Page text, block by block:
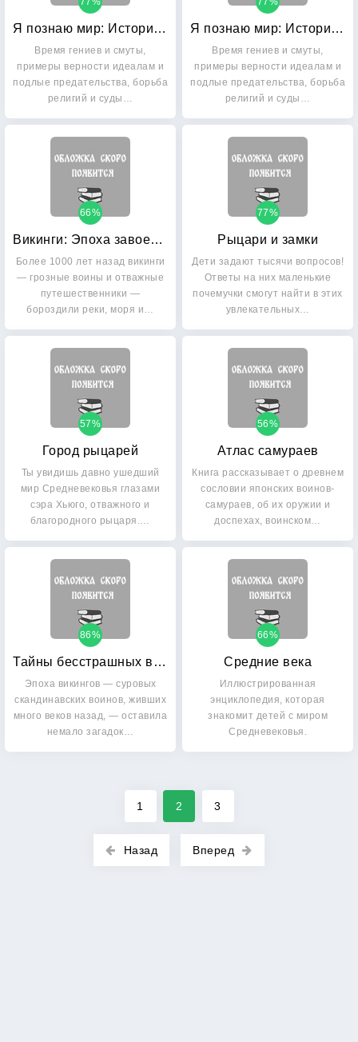
Я познаю мир: История средних веков
Время гениев и смуты,
примеры верности идеалам и
подлые предательства, борьба
религий и суды…
Я познаю мир: История средних веков
Время гениев и смуты,
примеры верности идеалам и
подлые предательства, борьба
религий и суды…
Викинги: Эпоха завоеваний
66%
Более 1000 лет назад викинги
— грозные воины и отважные
путешественники —
бороздили реки, моря и…
Рыцари и замки
77%
Дети задают тысячи вопросов!
Ответы на них маленькие
почемучки смогут найти в этих
увлекательных…
Город рыцарей
57%
Ты увидишь давно ушедший
мир Средневековья глазами
сэра Хьюго, отважного и
благородного рыцаря.…
Атлас самураев
56%
Книга рассказывает о древнем
сословии японских воинов-
самураев, об их оружии и
доспехах, воинском…
Тайны бесстрашных викингов
86%
Эпоха викингов — суровых
скандинавских воинов, живших
много веков назад, — оставила
немало загадок…
Средние века
66%
Иллюстрированная
энциклопедия, которая
знакомит детей с миром
Средневековья.
Назад
1 2 3
Вперед